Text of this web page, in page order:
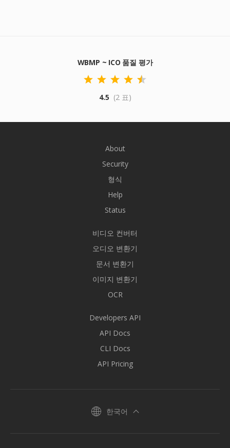
WBMP ~ ICO 품질 평가
4.5 (2 표)
About
Security
형식
Help
Status
비디오 컨버터
오디오 변환기
문서 변환기
이미지 변환기
OCR
Developers API
API Docs
CLI Docs
API Pricing
한국어